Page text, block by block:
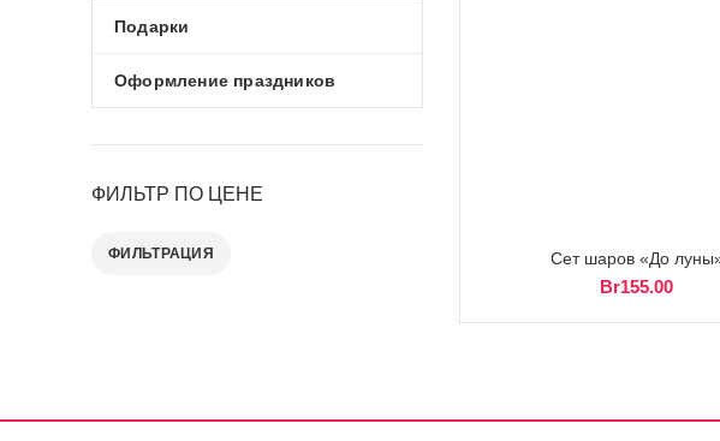
Подарки
Оформление праздников
ФИЛЬТР ПО ЦЕНЕ
ФИЛЬТРАЦИЯ Сет шаров «До луны»
Br